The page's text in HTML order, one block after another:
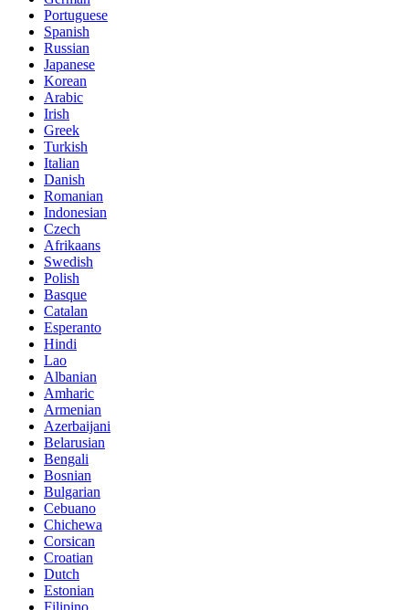
Portuguese
Spanish
Russian
Japanese
Korean
Arabic
Irish
Greek
Turkish
Italian
Danish
Romanian
Indonesian
Czech
Afrikaans
Swedish
Polish
Basque
Catalan
Esperanto
Hindi
Lao
Albanian
Amharic
Armenian
Azerbaijani
Belarusian
Bengali
Bosnian
Bulgarian
Cebuano
Chichewa
Corsican
Croatian
Dutch
Estonian